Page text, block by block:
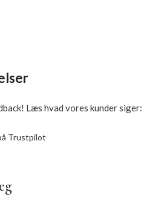
Læs hvad vores kunder siger:
Trustpilot